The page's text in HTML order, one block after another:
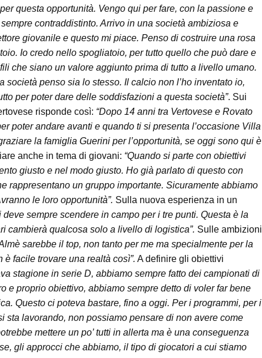
questa opportunità. Vengo qui per fare, con la passione e
contraddistinto. Arrivo in una società ambiziosa e
giovanile e questo mi piace. Penso di costruire una rosa
Io credo nello spogliatoio, per tutto quello che può dare e
che siano un valore aggiunto prima di tutto a livello umano.
società penso sia lo stesso. Il calcio non l’ho inventato io,
per poter dare delle soddisfazioni a questa società”. Sui
risponde così: “Dopo 14 anni tra Vertovese e Rovato
poter andare avanti e quando ti si presenta l’occasione Villa
la famiglia Guerini per l’opportunità, se oggi sono qui è
anche in tema di giovani: “Quando si parte con obiettivi
giusto e nel modo giusto. Ho già parlato di questo con
rappresentano un gruppo importante. Sicuramente abbiamo
le loro opportunità”. Sulla nuova esperienza in un
deve sempre scendere in campo per i tre punti. Questa è la
cambierà qualcosa solo a livello di logistica”. Sulle ambizioni
sarebbe il top, non tanto per me ma specialmente per la
facile trovare una realtà così”. A definire gli obiettivi
stagione in serie D, abbiamo sempre fatto dei campionati di
e proprio obiettivo, abbiamo sempre detto di voler far bene
Questo ci poteva bastare, fino a oggi. Per i programmi, per i
sta lavorando, non possiamo pensare di non avere come
mettere un po’ tutti in allerta ma è una conseguenza
gli approcci che abbiamo, il tipo di giocatori a cui stiamo